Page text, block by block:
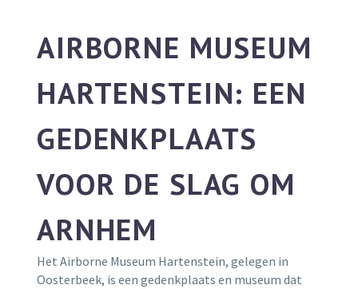
AIRBORNE MUSEUM
HARTENSTEIN: EEN
GEDENKPLAATS
VOOR DE SLAG OM
ARNHEM
Het Airborne Museum Hartenstein, gelegen in
Oosterbeek, is een gedenkplaats en museum dat